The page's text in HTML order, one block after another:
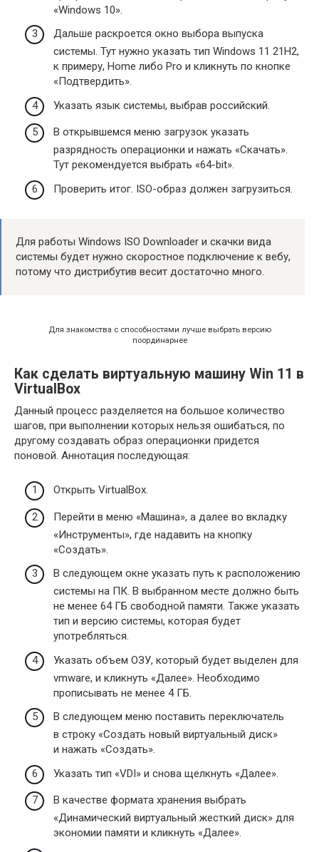
«Windows 10».
Дальше раскроется окно выбора выпуска
системы. Тут нужно указать тип Windows 11 21Н2,
к примеру, Home либо Pro и кликнуть по кнопке
«Подтвердить».
Указать язык системы, выбрав российский.
В открывшемся меню загрузок указать
разрядность операционки и нажать «Скачать».
Тут рекомендуется выбрать «64-bit».
Проверить итог. ISO-образ должен загрузиться.
Для работы Windows ISO Downloader и скачки вида
системы будет нужно скоростное подключение к вебу,
потому что дистрибутив весит достаточно много.
Для знакомства с способностями лучше выбрать версию
поординарнее
Как сделать виртуальную машину Win 11 в
VirtualBox
Данный процесс разделяется на большое количество
шагов, при выполнении которых нельзя ошибаться, по
другому создавать образ операционки придется
поновой. Аннотация последующая:
Открыть VirtualBox.
Перейти в меню «Машина», а далее во вкладку
«Инструменты», где надавить на кнопку
«Создать».
В следующем окне указать путь к расположению
системы на ПК. В выбранном месте должно быть
не менее 64 ГБ свободной памяти. Также указать
тип и версию системы, которая будет
употребляться.
Указать объем ОЗУ, который будет выделен для
vmware, и кликнуть «Далее». Необходимо
прописывать не менее 4 ГБ.
В следующем меню поставить переключатель
в строку «Создать новый виртуальный диск»
и нажать «Создать».
Указать тип «VDI» и снова щелкнуть «Далее».
В качестве формата хранения выбрать
«Динамический виртуальный жесткий диск» для
экономии памяти и кликнуть «Далее».